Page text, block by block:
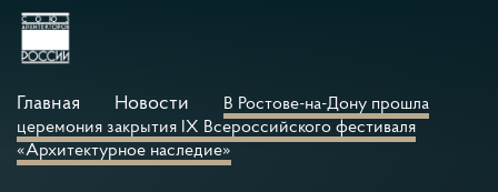
Главная Новости
В Ростове-на-Дону прошла
церемония закрытия IX Всероссийского фестиваля
«Архитектурное наследие»